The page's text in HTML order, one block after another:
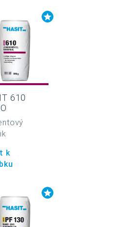
610
k